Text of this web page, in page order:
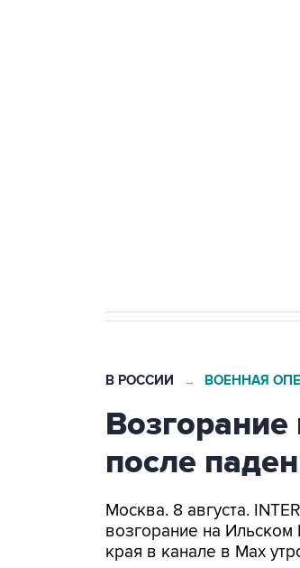
В РОССИИ → ВОЕННАЯ
после
Москва. 8 августа.
возгорание на
края в канале в Max